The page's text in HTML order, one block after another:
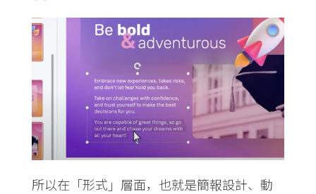
所以在「形式」層面，也就是簡報設計、動